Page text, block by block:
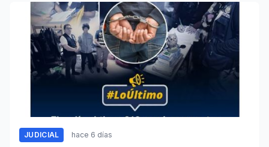
JUDICIAL hace 6 días